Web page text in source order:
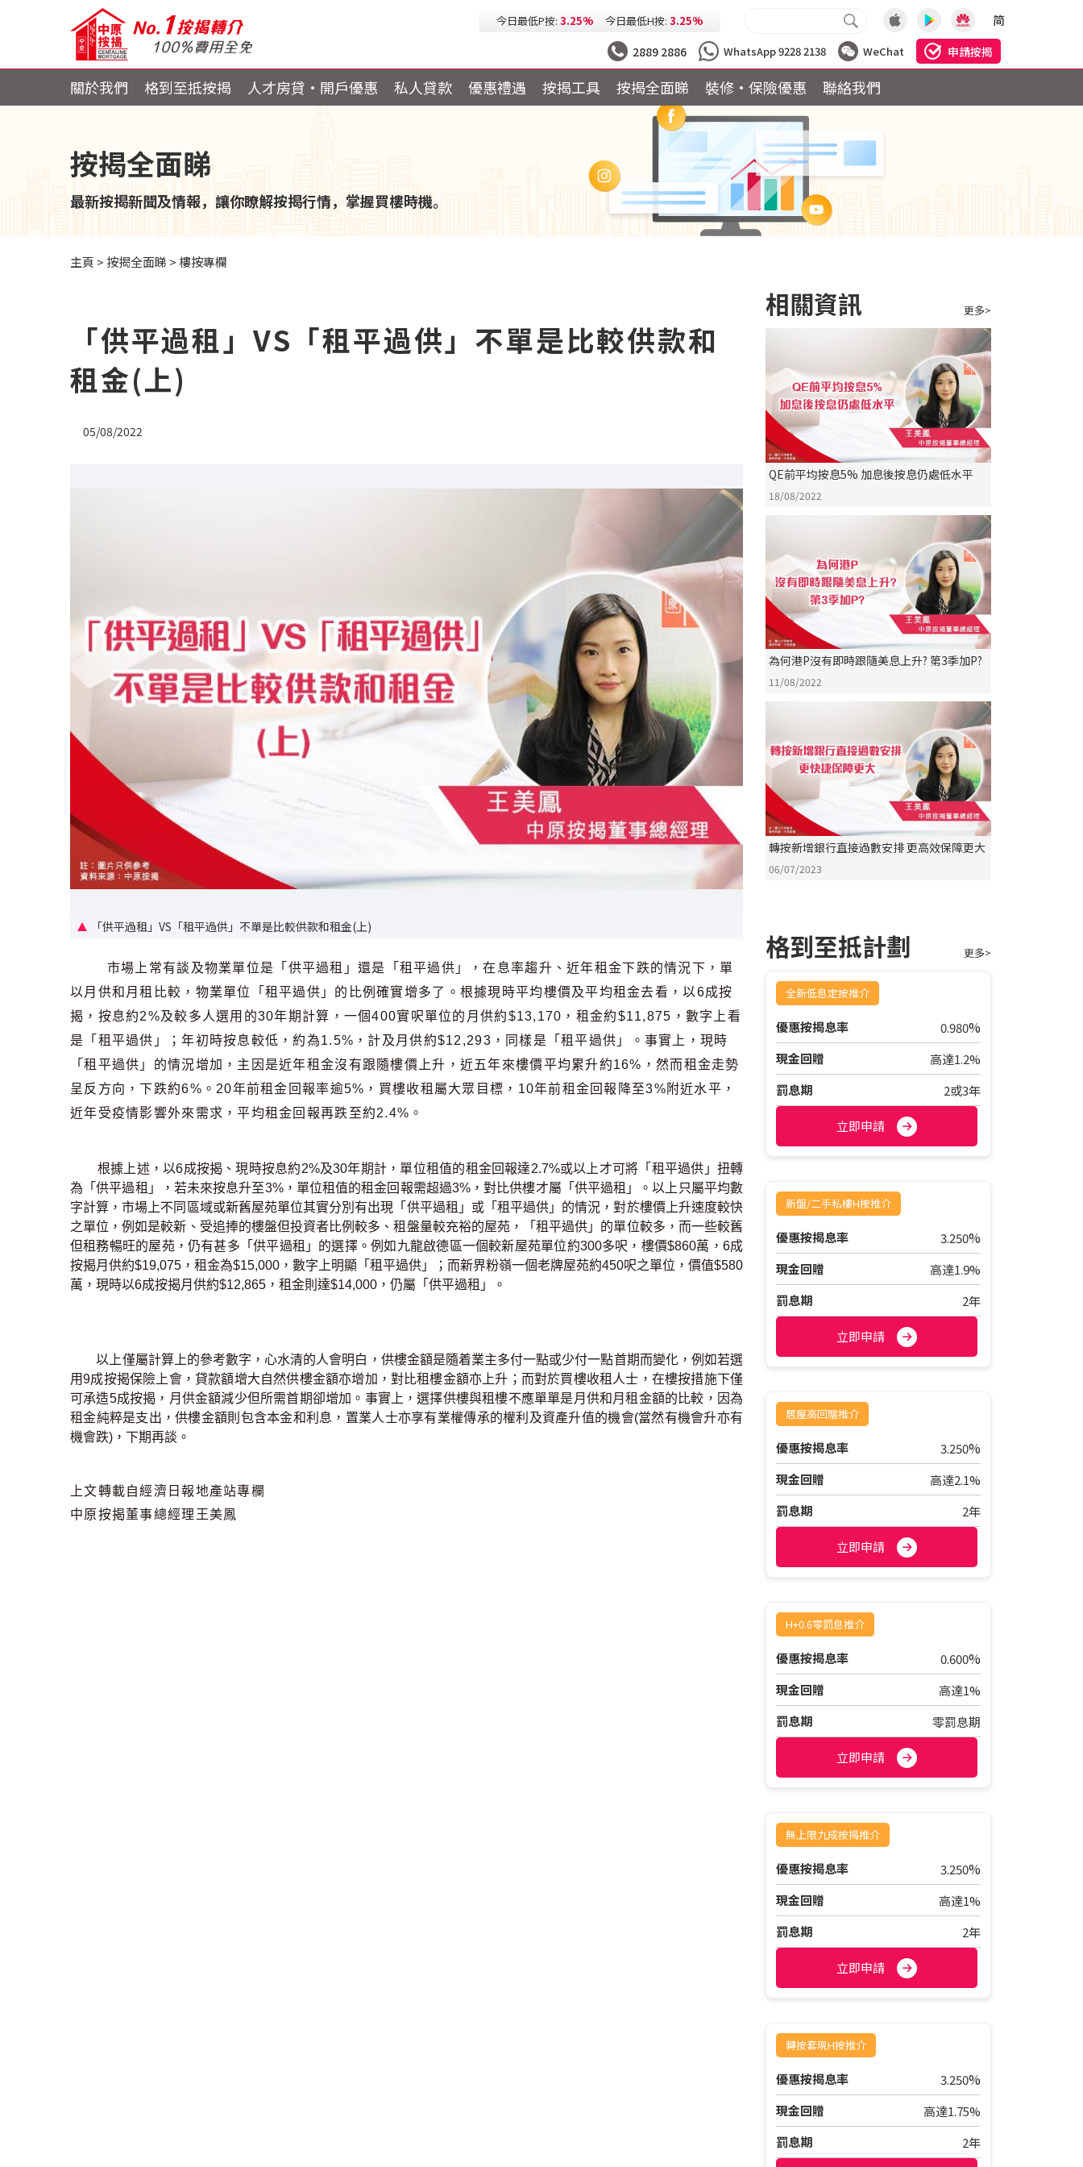
今日最低按息: 2.73% 一個月HIBOR:2.61%
今日最低H按:
简
2889 2886 WhatsApp 9228 2138 WeChat 申請按揭
關於我們 格到至抵按揭 人才房貸・開戶優惠 私人貸款 優惠禮遇 按揭工具 按揭全面睇 裝修·保險優惠 聯絡我們
按揭全面睇
最新按揭新聞及情報，讓你瞭解按揭行情，掌握買樓時機。
主頁 >按揭全面睇 > 樓按專欄
「供平過租」VS「租平過供」不單是比較供款和
租金(上)
05/08/2022
「供平過租」VS「租平過供」不單是比較供款和租金(上)
市場上常有談及物業單位是「供平過租」還是「租平過供」，在息率趨升、近年租金下跌的情況下，單
以月供和月租比較，物業單位「租平過供」的比例確實增多了。根據現時平均樓價及平均租金去看，以6成按
揭，按息約2%及較多人選用的30年期計算，一個400實呎單位的月供約$13,170，租金約$11,875，數字上看
是「租平過供」；年初時按息較低，約為1.5%，計及月供約$12,293，同樣是「租平過供」。事實上，現時
「租平過供」的情況增加，主因是近年租金沒有跟隨樓價上升，近五年來樓價平均累升約16%，然而租金走勢
呈反方向，下跌約6%。20年前租金回報率逾5%，買樓收租屬大眾目標，10年前租金回報降至3%附近水平，
近年受疫情影響外來需求，平均租金回報再跌至約2.4%。
根據上述，以6成按揭、現時按息約2%及30年期計，單位租值的租金回報達2.7%或以上才可將「租平過供」扭轉
為「供平過租」，若未來按息升至3%，單位租值的租金回報需超過3%，對比供樓才屬「供平過租」。以上只屬平均數
字計算，市場上不同區域或新舊屋苑單位其實分別有出現「供平過租」或「租平過供」的情況，對於樓價上升速度較快
之單位，例如是較新、受追捧的樓盤但投資者比例較多、租盤量較充裕的屋苑，「租平過供」的單位較多，而一些較舊
但租務暢旺的屋苑，仍有甚多「供平過租」的選擇。例如九龍啟德區一個較新屋苑單位約300多呎，樓價$860萬，6成
按揭月供約$19,075，租金為$15,000，數字上明顯「租平過供」；而新界粉嶺一個老牌屋苑約450呎之單位，價值$580
萬，現時以6成按揭月供約$12,865，租金則達$14,000，仍屬「供平過租」。
以上僅屬計算上的參考數字，心水清的人會明白，供樓金額是隨着業主多付一點或少付一點首期而變化，例如若選
用9成按揭保險上會，貸款額增大自然供樓金額亦增加，對比租樓金額亦上升；而對於買樓收租人士，在樓按措施下僅
可承造5成按揭，月供金額減少但所需首期卻增加。事實上，選擇供樓與租樓不應單單是月供和月租金額的比較，因為
租金純粹是支出，供樓金額則包含本金和利息，置業人士亦享有業權傳承的權利及資產升值的機會(當然有機會升亦有
機會跌)，下期再談。
上文轉載自經濟日報地產站專欄
中原按揭董事總經理王美鳳
相關資訊 更多>
QE前平均按息5% 加息後按息仍處低水平
18/08/2022
為何港P沒有即時跟隨美息上升? 第3季加P?
11/08/2022
轉按新增銀行直接過數安排 更高效保障更大
06/07/2023
格到至抵計劃 更多>
全新低息定按推介
優惠按揭息率 0.980%
現金回贈
高達1.2%
罰息期
2或3年
立即申請
新盤/二手私樓H按推介
優惠按揭息率 3.250%
現金回贈
高達1.9%
罰息期
2年
立即申請
居屋高回贈推介
優惠按揭息率 3.250%
現金回贈
高達2.1%
罰息期
2年
立即申請
H+0.6零罰息推介
優惠按揭息率 0.600%
現金回贈
高達1%
罰息期
零罰息期
立即申請
無上限九成按揭推介
優惠按揭息率 3.250%
現金回贈
高達1%
罰息期
2年
立即申請
轉按套現H按推介
優惠按揭息率 3.250%
現金回贈
高達1.75%
罰息期
2年